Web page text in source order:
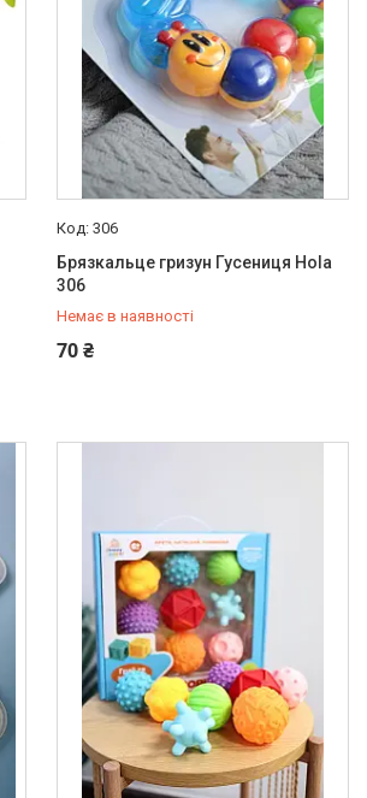
306
Брязкальце гризун Гусениця Hola
306
Немає в наявності
70 ₴
+380 (97) 778-20-70